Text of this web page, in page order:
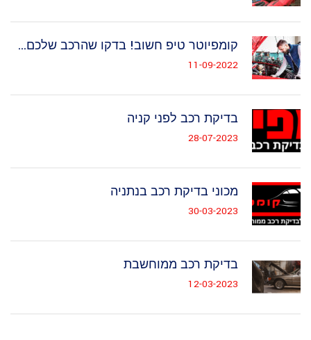
קומפיוטר טיפ חשוב! בדקו שהרכב שלכם...
11-09-2022
בדיקת רכב לפני קניה
28-07-2023
מכוני בדיקת רכב בנתניה
30-03-2023
בדיקת רכב ממוחשבת
12-03-2023